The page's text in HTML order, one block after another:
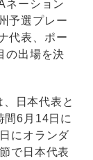
ネーション
予選プレー
代表、ポー
の出場を決
日本代表と
間6月14日に
にオランダ
で日本代表